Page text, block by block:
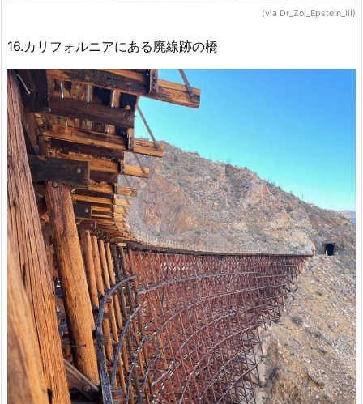
(via Dr_Zol_Epstein_III)
16.カリフォルニアにある廃線跡の橋